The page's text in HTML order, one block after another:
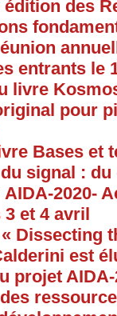
édition des
entrants le
livre
pour
Bases et
signal :
2020-
3 et 4 avril
Dissecting
est
projet AIDA-